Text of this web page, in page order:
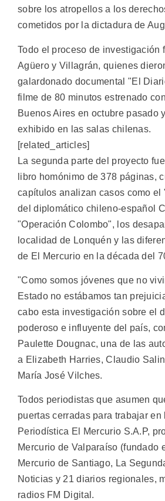
sobre los atropellos a los
cometidos por la dictadura de
Todo el proceso de investigación
Agüero y Villagrán, quienes
galardonado documental "El
filme de 80 minutos estrenado
Buenos Aires en octubre pasado
exhibido en las salas chilenas.
[related_articles]
La segunda parte del proyecto
libro homónimo de 378 páginas,
capítulos analizan casos como el
del diplomático chileno-español
"Operación Colombo", los
localidad de Lonquén y las
de El Mercurio en la década del
"Como somos jóvenes que no
Estado no estábamos tan
cabo esta investigación sobre el
poderoso e influyente del país,
Paulette Dougnac, una de las
a Elizabeth Harries, Claudio
María José Vilches.
Todos periodistas que asumen
puertas cerradas para trabajar en
Periodística El Mercurio S.A.P,
Mercurio de Valparaíso (fundado
Mercurio de Santiago, La
Noticias y 21 diarios regionales,
radios FM Digital.